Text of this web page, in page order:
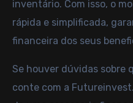
inventário. Com isso, o
rápida e simplificada,
financeira dos seus
Se houver dúvidas sobre
conte com a Futureinvest